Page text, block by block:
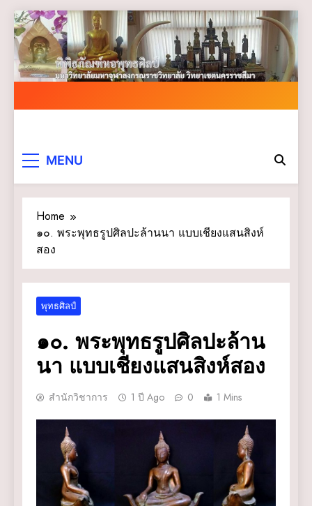
Skip
to
content
MENU
Home
๑๐. พระพุทธรูปศิลปะล้านนา แบบเชียงแสนสิงห์
สอง
พุทธศิลป์
๑๐. พระพุทธรูปศิลปะล้าน
นา แบบเชียงแสนสิงห์สอง
สำนักวิชาการ 1 ปี Ago 0 1 Mins